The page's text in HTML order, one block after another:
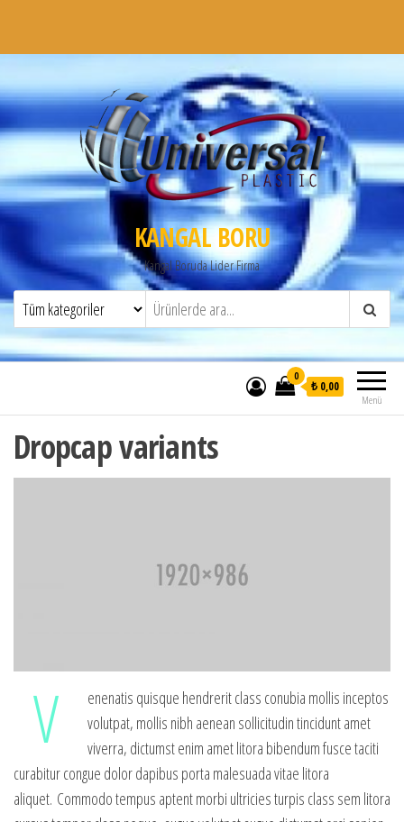
KANGAL BORU
Kangal Boruda Lider Firma
Menü
0
₺ 0,00
Dropcap variants
V
enenatis quisque hendrerit class conubia mollis inceptos
volutpat, mollis nibh aenean sollicitudin tincidunt amet
viverra, dictumst enim amet litora bibendum fusce taciti
curabitur congue dolor dapibus porta malesuada vitae litora
aliquet. Commodo tempus aptent morbi ultricies turpis class sem litora